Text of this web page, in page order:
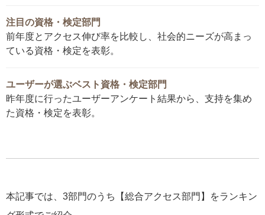
注目の資格・検定部門
前年度とアクセス伸び率を比較し、社会的ニーズが高まっ
ている資格・検定を表彰。
ユーザーが選ぶベスト資格・検定部門
昨年度に行ったユーザーアンケート結果から、支持を集め
た資格・検定を表彰。
本記事では、3部門のうち【総合アクセス部門】をランキン